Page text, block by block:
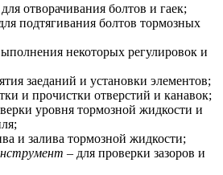
отворачивания болтов и гаек;
подтягивания болтов тормозных
некоторых регулировок и
заеданий и установки элементов;
и прочистки отверстий и канавок;
уровня тормозной жидкости и
и залива тормозной жидкости;
– для проверки зазоров и